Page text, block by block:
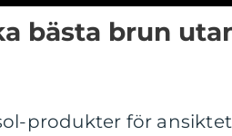
bästa brun
produkter för